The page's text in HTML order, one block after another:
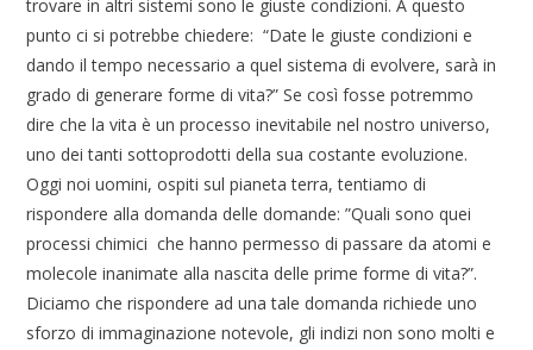
trovare in altri sistemi sono le giuste condizioni. A questo
punto ci si potrebbe chiedere: “Date le giuste condizioni e
dando il tempo necessario a quel sistema di evolvere, sarà in
grado di generare forme di vita?” Se così fosse potremmo
dire che la vita è un processo inevitabile nel nostro universo,
uno dei tanti sottoprodotti della sua costante evoluzione.
Oggi noi uomini, ospiti sul pianeta terra, tentiamo di
rispondere alla domanda delle domande: ”Quali sono quei
processi chimici che hanno permesso di passare da atomi e
molecole inanimate alla nascita delle prime forme di vita?”.
Diciamo che rispondere ad una tale domanda richiede uno
sforzo di immaginazione notevole, gli indizi non sono molti e